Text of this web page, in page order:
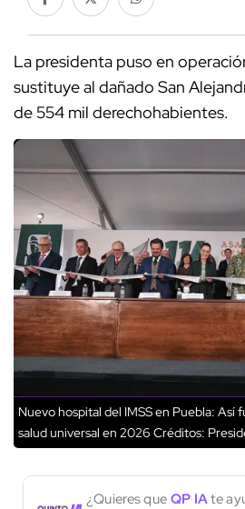
La presidenta puso en
sustituye al dañado San
de 554 mil derechohabientes.
Nuevo hospital del IMSS en Puebla: Así
salud universal en 2026 Créditos:
¿Quieres que QP IAte